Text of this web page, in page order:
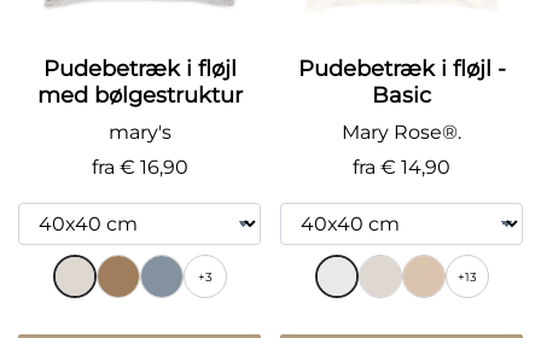
Pudebetræk i fløjl
med bølgestruktur
mary's
fra € 16,90
+3
Pudebetræk i fløjl -
Basic
Mary Rose®.
fra € 14,90
+13